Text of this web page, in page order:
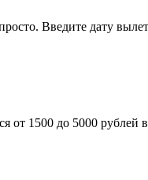
Введите дату
от 1500 до 5000